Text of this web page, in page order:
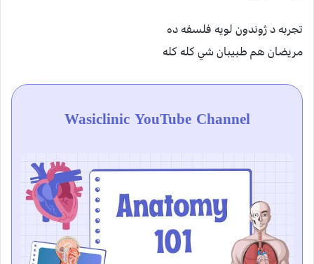
تجربه د ژوندون لویه فلسفه ده
مریضان هم طبیبان شي کله کله
Wasiclinic YouTube Channel